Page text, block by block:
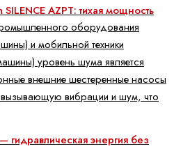
SILENCE AZPT: тихая мощность
оборудования
и мобильной техники
уровень шума является
внешние шестеренные насосы
вибрации и шум, что
гидравлическая энергия без